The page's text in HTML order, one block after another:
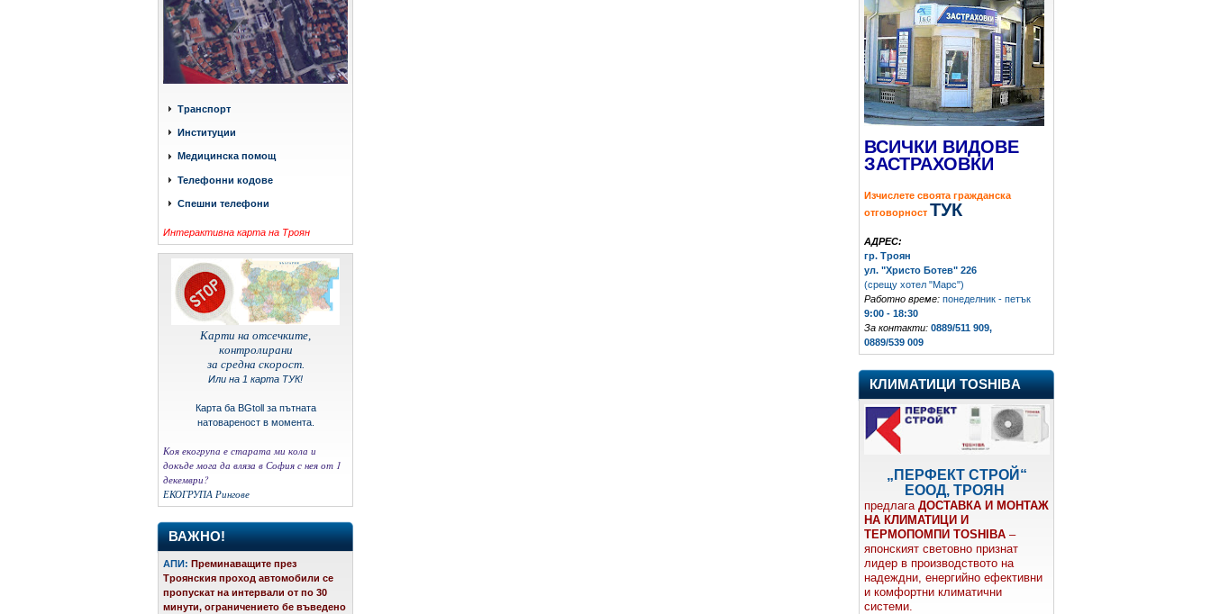
Транспорт
Институции
Медицинска помощ
Телефонни кодове
Спешни телефони
Интерактивна карта на Троян
Карти на отсечките,
контролирани
за средна скорост.
Или на 1 карта ТУК!
Карта ба BGtoll за пътната
натовареност в момента.
Коя екогрупа е старата ми кола и
докъде мога да вляза в София с нея от 1
декември?
ЕКОГРУПА Рингове
ВАЖНО!
АПИ: Преминаващите през
Троянския проход автомобили се
пропускат на интервали от по 30
минути, ограничението бе въведено
ВСИЧКИ ВИДОВЕ
ЗАСТРАХОВКИ
Изчислете своята гражданска
отговорност ТУК
АДРЕС:
гр. Троян
ул. "Христо Ботев" 226
(срещу хотел "Марс")
Работно време: понеделник - петък
9:00 - 18:30
За контакти: 0889/511 909,
0889/539 009
КЛИМАТИЦИ TOSHIBA
„ПЕРФЕКТ СТРОЙ“
ЕООД, ТРОЯН
предлага ДОСТАВКА И МОНТАЖ
НА КЛИМАТИЦИ И
ТЕРМОПОМПИ TOSHIBA –
японският световно признат
лидер в производството на
надеждни, енергийно ефективни
и комфортни климатични
системи.